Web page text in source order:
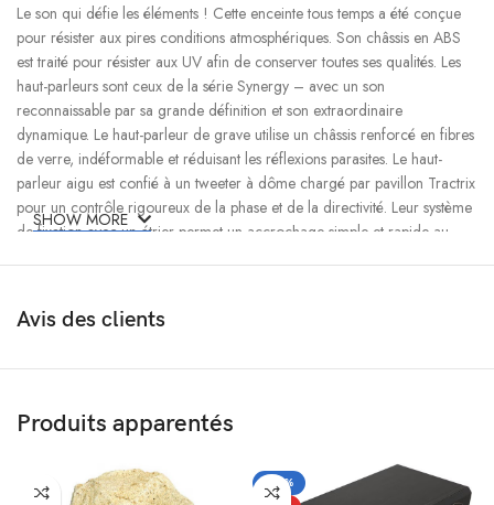
Le son qui défie les éléments ! Cette enceinte tous temps a été conçue
pour résister aux pires conditions atmosphériques. Son châssis en ABS
est traité pour résister aux UV afin de conserver toutes ses qualités. Les
haut-parleurs sont ceux de la série Synergy – avec un son
reconnaissable par sa grande définition et son extraordinaire
dynamique. Le haut-parleur de grave utilise un châssis renforcé en fibres
de verre, indéformable et réduisant les réflexions parasites. Le haut-
parleur aigu est confié à un tweeter à dôme chargé par pavillon Tractrix
pour un contrôle rigoureux de la phase et de la directivité. Leur système
de fixation avec un étrier permet un accrochage simple et rapide au
Caractéristiques
Mesures
– 60 W en continu
Sensibilité : 91 dB/1W/1m
Bande passante (±3 dB) : 70 – 20 000 Hz
SHOW MORE
Avis des clients
Produits apparentés
-23%